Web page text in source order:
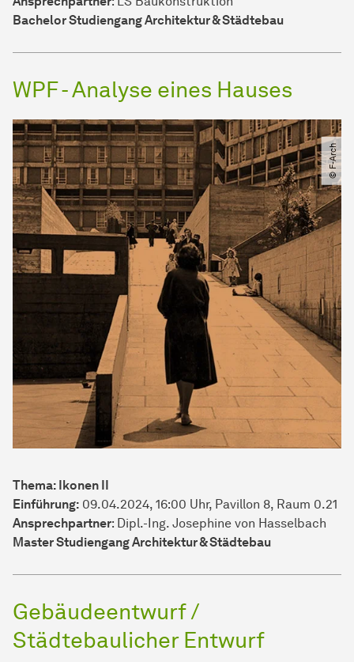
Bachelor Studiengang Architektur & Städtebau
WPF - Analyse eines Hauses
© F-Arch
Thema: Ikonen II
Einführung: 09.04.2024, 16:00 Uhr, Pavillon 8, Raum 0.21
Ansprechpartner: Dipl.-Ing. Josephine von Hasselbach
Master Studiengang Architektur & Städtebau
Gebäudeentwurf /
Städtebaulicher Entwurf